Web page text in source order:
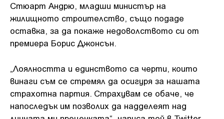
Стюарт Андрю, младши министър на
жилищното строителство, също подаде
оставка, за да покаже недоволството си от
премиера Борис Джонсън.
„Лоялността и единството са черти, които
винаги съм се стремял да осигуря за нашата
страхотна партия. Страхувам се обаче, че
напоследък им позволих да надделеят над